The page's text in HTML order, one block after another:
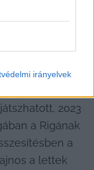
irányelvek
nem
az
2023
a Rigának
a
a lettek